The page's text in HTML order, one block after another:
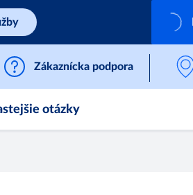
Zákaznícka podpora
otázky